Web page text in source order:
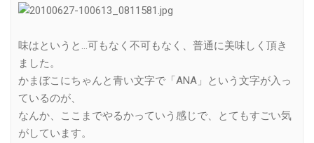
味はというと…可もなく不可もなく、普通に美味しく頂き
ました。
かまぼこにちゃんと青い文字で「ANA」という文字が入っ
ているのが、
なんか、ここまでやるかっていう感じで、とてもすごい気
がしています。